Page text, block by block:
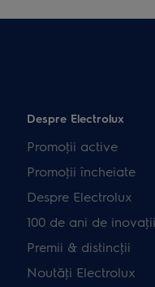
Despre Electrolux
Promoţii active
Promoţii încheiate
Despre Electrolux
100 de ani de inovaţii
Premii & distincţii
Noutăţi Electrolux